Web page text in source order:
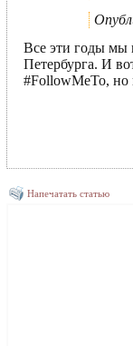
Все эти годы мы
Петербурга. И
#FollowMeTo,
Напечатать статью